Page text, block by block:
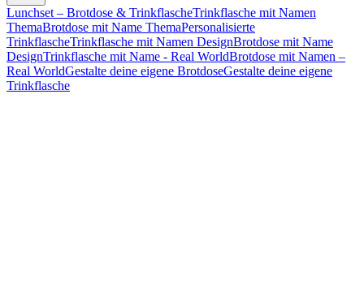
Lunchset – Brotdose & TrinkflascheTrinkflasche mit Namen
ThemaBrotdose mit Name ThemaPersonalisierte
TrinkflascheTrinkflasche mit Namen DesignBrotdose mit Name
DesignTrinkflasche mit Name - Real WorldBrotdose mit Namen –
Real WorldGestalte deine eigene BrotdoseGestalte deine eigene
Trinkflasche